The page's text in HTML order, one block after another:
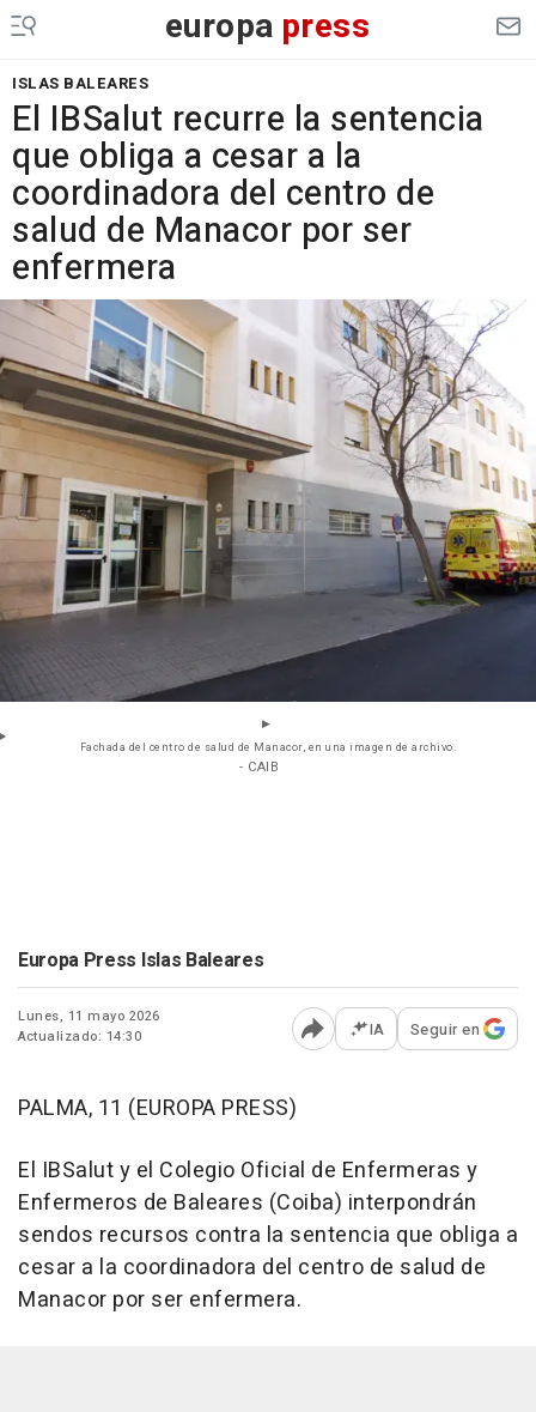
europa press
ISLAS BALEARES
El IBSalut recurre la sentencia
que obliga a cesar a la
coordinadora del centro de
salud de Manacor por ser
enfermera
Fachada del centro de salud de Manacor, en una imagen de archivo.
- CAIB
Europa Press Islas Baleares
Lunes, 11 mayo 2026
Actualizado: 14:30
Abrir opciones para
IA Seguir en
PALMA, 11 (EUROPA PRESS)
El IBSalut y el Colegio Oficial de Enfermeras y
Enfermeros de Baleares (Coiba) interpondrán
sendos recursos contra la sentencia que obliga a
cesar a la coordinadora del centro de salud de
Manacor por ser enfermera.